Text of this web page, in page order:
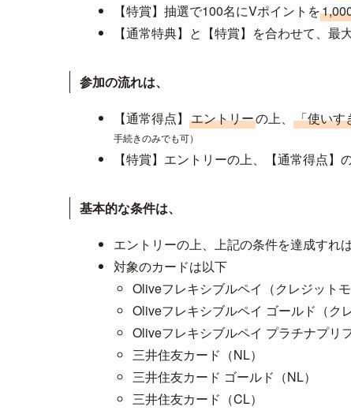
【特賞】抽選で100名にVポイントを
【通常特典】と【特賞】を合わせて、最
参加の流れは、
【通常得点】 エントリーの上、 「使いす
手続きのみでも可）
【特賞】エントリーの上、【通常得点】
基本的な条件は、
エントリーの上、上記の条件を達成すれ
対象のカードは以下
Oliveフレキシブルペイ（クレジットモ
Oliveフレキシブルペイ ゴールド（ク
Oliveフレキシブルペイ プラチナプリ
三井住友カード（NL）
三井住友カード ゴールド（NL）
三井住友カード（CL）